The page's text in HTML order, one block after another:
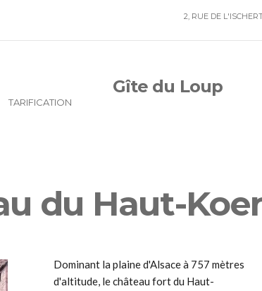
2, RUE DE
TARIFICATION
Gîte du Loup
du Haut-
Dominant la plaine d'Alsace à 757 mètres
d'altitude, le château fort du Haut-